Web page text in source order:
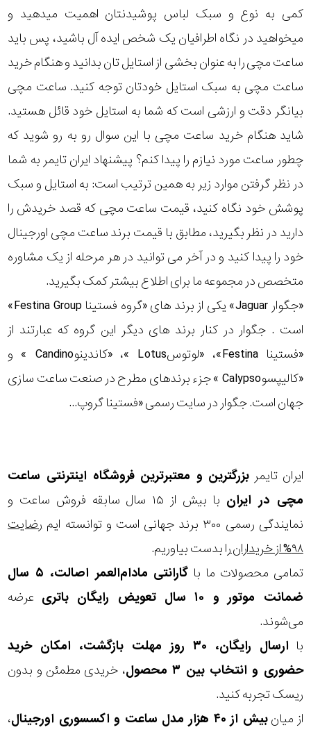
کمی به نوع و سبک لباس پوشیدنتان اهمیت میدهید و
میخواهید در نگاه اطرافیان یک شخص ایده آل باشید، پس باید
ساعت مچی را به عنوان بخشی از استایل تان بدانید و هنگام خرید
ساعت مچی به سبک استایل خودتان توجه کنید. ساعت مچی
بیانگر دقت و ارزشی است که شما به استایل خود قائل هستید.
شاید هنگام خرید ساعت مچی با این سوال رو به رو شوید که
چطور ساعت مورد نیازم را پیدا کنم؟ پیشنهاد ایران تایمر به شما
در نظر گرفتن موارد زیر به همین ترتیب است: به استایل و سبک
پوشش خود نگاه کنید، قیمت ساعت مچی که قصد خریدش را
دارید در نظر بگیرید، مطابق با قیمت برند ساعت مچی اورجینال
خود را پیدا کنید و در آخر می توانید در هر مرحله از یک مشاوره
متخصص در مجموعه ما برای اطلاع بیشتر کمک بگیرید.
«جگوار Jaguar» یکی از برند های «گروه فستینا Festina Group»
است . جگوار در کنار برند های دیگر این گروه که عبارتند از
«فستینا Festina»، «لوتوسLotus »، «کاندینوCandino » و
«کالیپسوCalypso » جزء برندهای مطرح در صنعت ساعت سازی
جهان است. جگوار در سایت رسمی «فستینا گروپ...
ایران تایمر بزرگترین و معتبرترین فروشگاه اینترنتی ساعت
مچی در ایران
با بیش از ۱۵ سال سابقه فروش ساعت و
نمایندگی رسمی ۳۰۰ برند جهانی است و توانسته ایم
رضایت
۹۸% از خریداران
را بدست بیاوریم.
تمامی محصولات ما با
گارانتی مادام‌العمر اصالت، ۵ سال
ضمانت موتور و ۱۰ سال تعویض رایگان باتری
عرضه
می‌شوند.
با
ارسال رایگان، ۳۰ روز مهلت بازگشت، امکان خرید
حضوری و انتخاب بین ۳ محصول
، خریدی مطمئن و بدون
ریسک تجربه کنید.
از میانبیش از ۴۰ هزار مدل ساعت و اکسسوری اورجینال
،